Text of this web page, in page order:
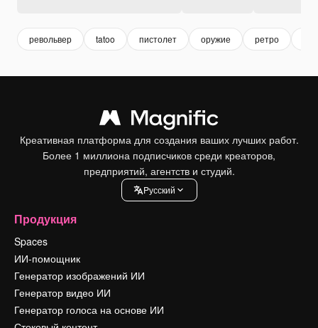
револьвер tatoo пистолет оружие ретро
Креативная платформа для создания ваших лучших работ.
Более 1 миллиона подписчиков среди креаторов,
предприятий, агентств и студий.
Pусский
Продукция
Spaces
ИИ-помощник
Генератор изображений ИИ
Генератор видео ИИ
Генератор голоса на основе ИИ